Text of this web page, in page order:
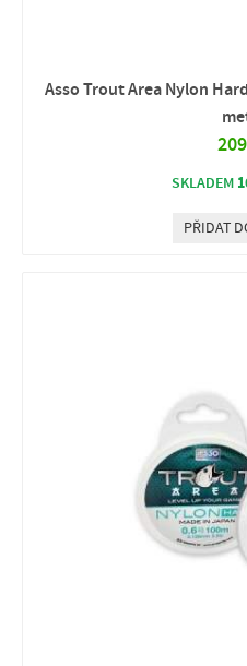
Asso Trout Area Nylon
SKLADEM
PŘIDAT